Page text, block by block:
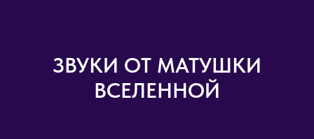
ЗВУКИ ОТ МАТУШКИ
ВСЕЛЕННОЙ